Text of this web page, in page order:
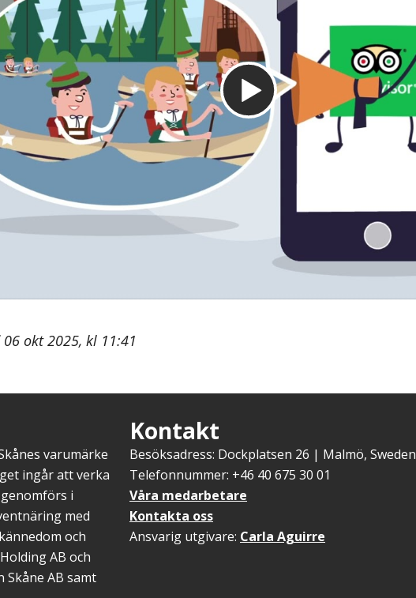
okt 2025, kl 11:41
varumärke
ingår att verka
i
med
och
AB och
Skåne AB samt
Kontakt
Besöksadress: Dockplatsen 26 | Malmö, Sweden
Telefonnummer: +46 40 675 30 01
Våra medarbetare
Kontakta oss
Ansvarig utgivare: Carla Aguirre